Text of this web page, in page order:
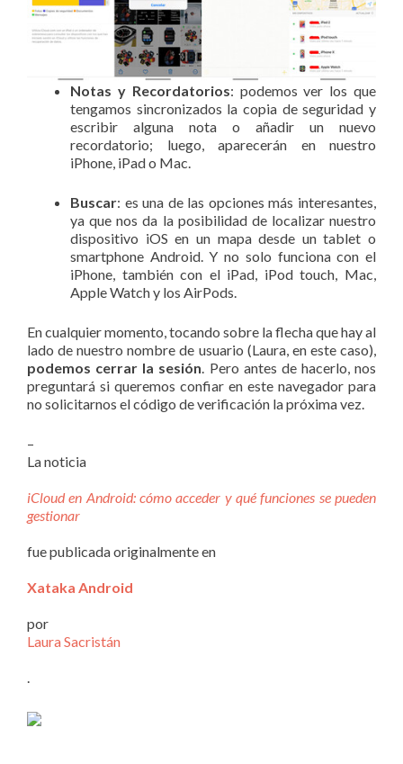
Notas y Recordatorios: podemos ver los que
tengamos sincronizados la copia de seguridad y
escribir alguna nota o añadir un nuevo
recordatorio; luego, aparecerán en nuestro
iPhone, iPad o Mac.
Buscar: es una de las opciones más interesantes,
ya que nos da la posibilidad de localizar nuestro
dispositivo iOS en un mapa desde un tablet o
smartphone Android. Y no solo funciona con el
iPhone, también con el iPad, iPod touch, Mac,
Apple Watch y los AirPods.
En cualquier momento, tocando sobre la flecha que hay al
lado de nuestro nombre de usuario (Laura, en este caso),
podemos cerrar la sesión . Pero antes de hacerlo, nos
preguntará si queremos confiar en este navegador para
no solicitarnos el código de verificación la próxima vez.
–
La noticia
iCloud en Android: cómo acceder y qué funciones se pueden
gestionar
fue publicada originalmente en
Xataka Android
por
Laura Sacristán